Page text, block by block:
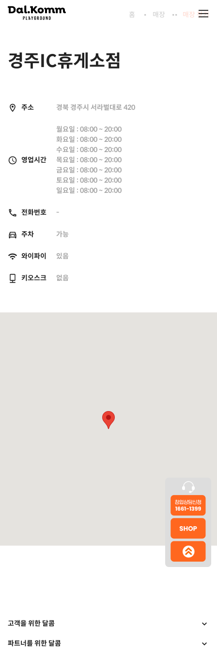
홈 매장 매장 찾기
경주IC휴게소점
주소 경북 경주시 서라벌대로 420
영업시간
월요일 : 08:00 ~ 20:00
화요일 : 08:00 ~ 20:00
수요일 : 08:00 ~ 20:00
목요일 : 08:00 ~ 20:00
금요일 : 08:00 ~ 20:00
토요일 : 08:00 ~ 20:00
일요일 : 08:00 ~ 20:00
전화번호 -
주차 가능
와이파이 있음
키오스크 없음
고객을 위한 달콤
파트너를 위한 달콤